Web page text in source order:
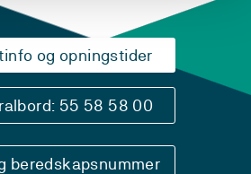
og opningstider
55 58 58 00
beredskapsnummer